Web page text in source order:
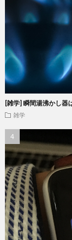
[雑学] 瞬間湯沸かし器
雑学